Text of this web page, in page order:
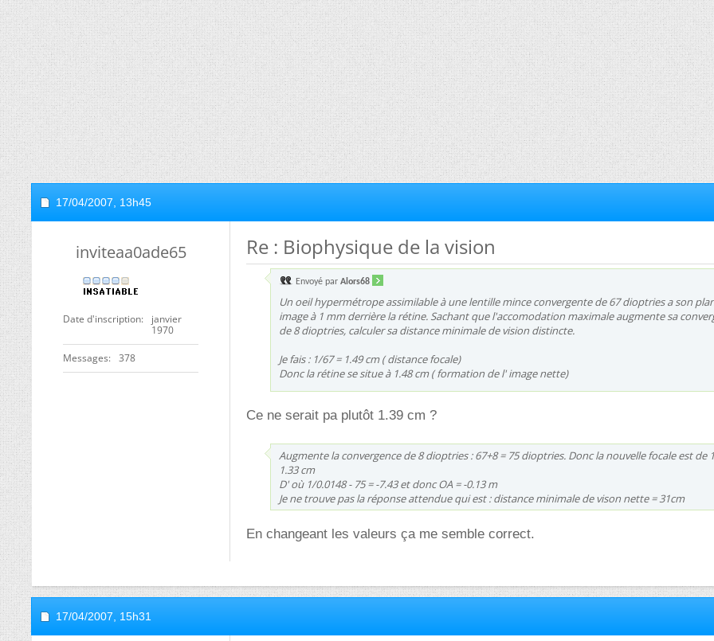
17/04/2007, 13h45
inviteaa0ade65
Date d'inscription
janvier
1970
Messages 378
Re : Biophysique de la vision
Envoyé par Alors68
Un oeil hypermétrope assimilable à une lentille mince convergente de 67 dioptries a son
image à 1 mm derrière la rétine. Sachant que l'accomodation maximale augmente sa
de 8 dioptries, calculer sa distance minimale de vision distincte.
Je fais : 1/67 = 1.49 cm ( distance focale)
Donc la rétine se situe à 1.48 cm ( formation de l' image nette)
Ce ne serait pa plutôt 1.39 cm ?
Augmente la convergence de 8 dioptries : 67+8 = 75 dioptries. Donc la nouvelle focale est de
1.33 cm
D' où 1/0.0148 - 75 = -7.43 et donc OA = -0.13 m
Je ne trouve pas la réponse attendue qui est : distance minimale de vison nette = 31cm
En changeant les valeurs ça me semble correct.
17/04/2007, 15h31